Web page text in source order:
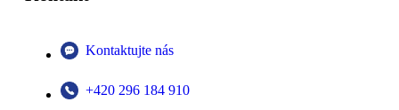
Kontaktujte nás
+420 296 184 910